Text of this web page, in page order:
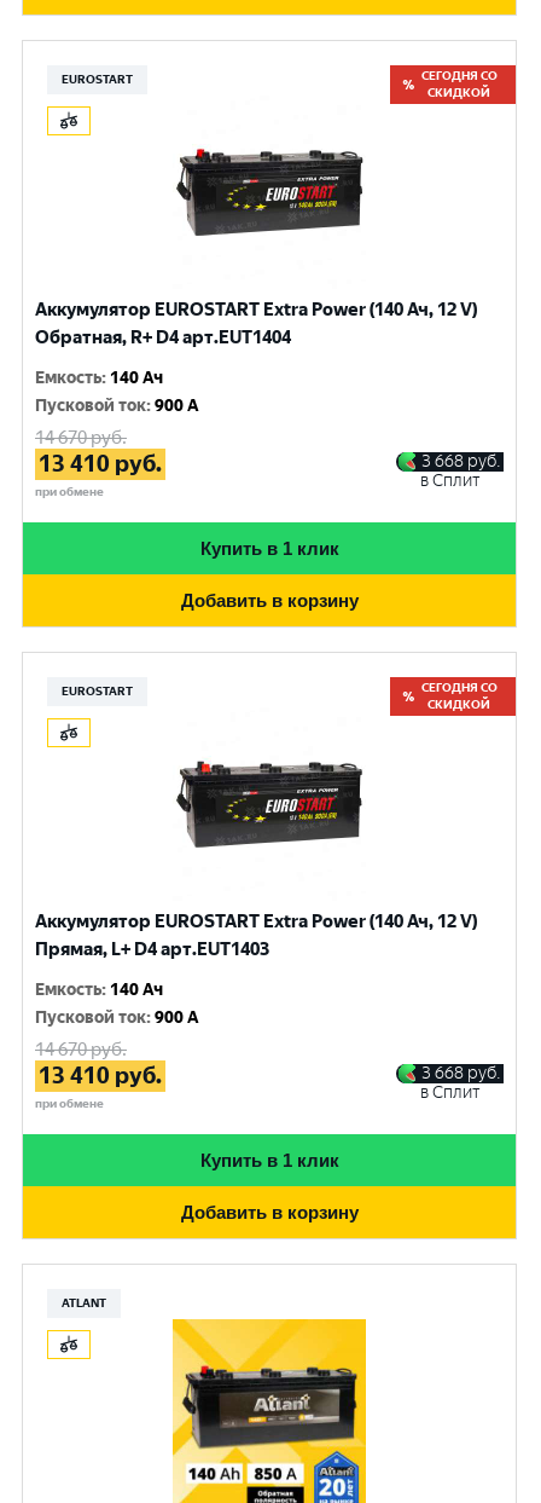
EUROSTART
СЕГОДНЯ СО
СКИДКОЙ
Аккумулятор EUROSTART Extra Power (140 Ач, 12 V)
Обратная, R+ D4 арт.EUT1404
Емкость: 140 Ач
Пусковой ток:900 A
14 670руб.
13 410 руб.
при обмене
3 668 руб.
в Сплит
Купить в 1 клик
Добавить в корзину
EUROSTART
СЕГОДНЯ СО
СКИДКОЙ
Аккумулятор EUROSTART Extra Power (140 Ач, 12 V)
Прямая, L+ D4 арт.EUT1403
Емкость: 140 Ач
Пусковой ток:900 A
14 670руб.
13 410 руб.
при обмене
3 668 руб.
в Сплит
Купить в 1 клик
Добавить в корзину
ATLANT